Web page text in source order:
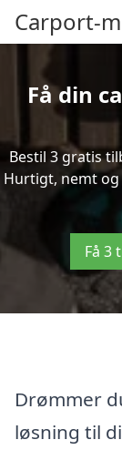
Carport-
Få din
Bestil 3 gratis
Hurtigt, nemt
Få 3
Drømmer
løsning til